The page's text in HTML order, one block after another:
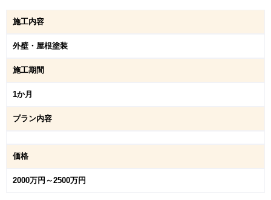
施工内容
外壁・屋根塗装
施工期間
1か月
プラン内容
価格
2000万円～2500万円